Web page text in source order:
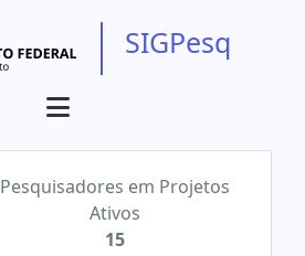
SIGPesq
Pesquisadores em Projetos
Ativos
15